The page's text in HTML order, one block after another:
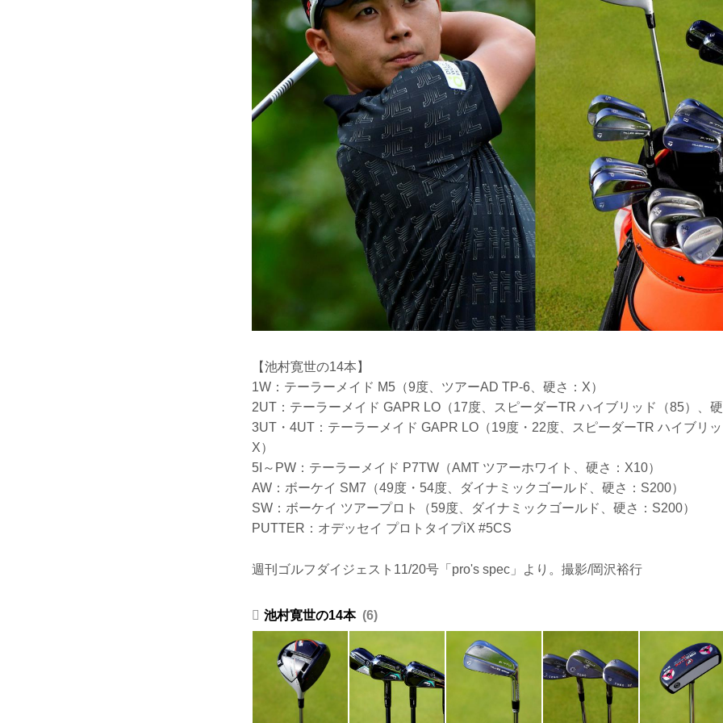
【池村寛世の14本】
1W：テーラーメイド M5（9度、ツアーAD TP-6、硬さ：X）
2UT：テーラーメイド GAPR LO（17度、スピーダーTR ハイブリッド（85）、
3UT・4UT：テーラーメイド GAPR LO（19度・22度、スピーダーTR ハイブリ
X）
5I～PW：テーラーメイド P7TW（AMT ツアーホワイト、硬さ：X10）
AW：ボーケイ SM7（49度・54度、ダイナミックゴールド、硬さ：S200）
SW：ボーケイ ツアープロト（59度、ダイナミックゴールド、硬さ：S200）
PUTTER：オデッセイ プロトタイプiX #5CS
週刊ゴルフダイジェスト11/20号「pro's spec」より。撮影/岡沢裕行
池村寛世の14本 6